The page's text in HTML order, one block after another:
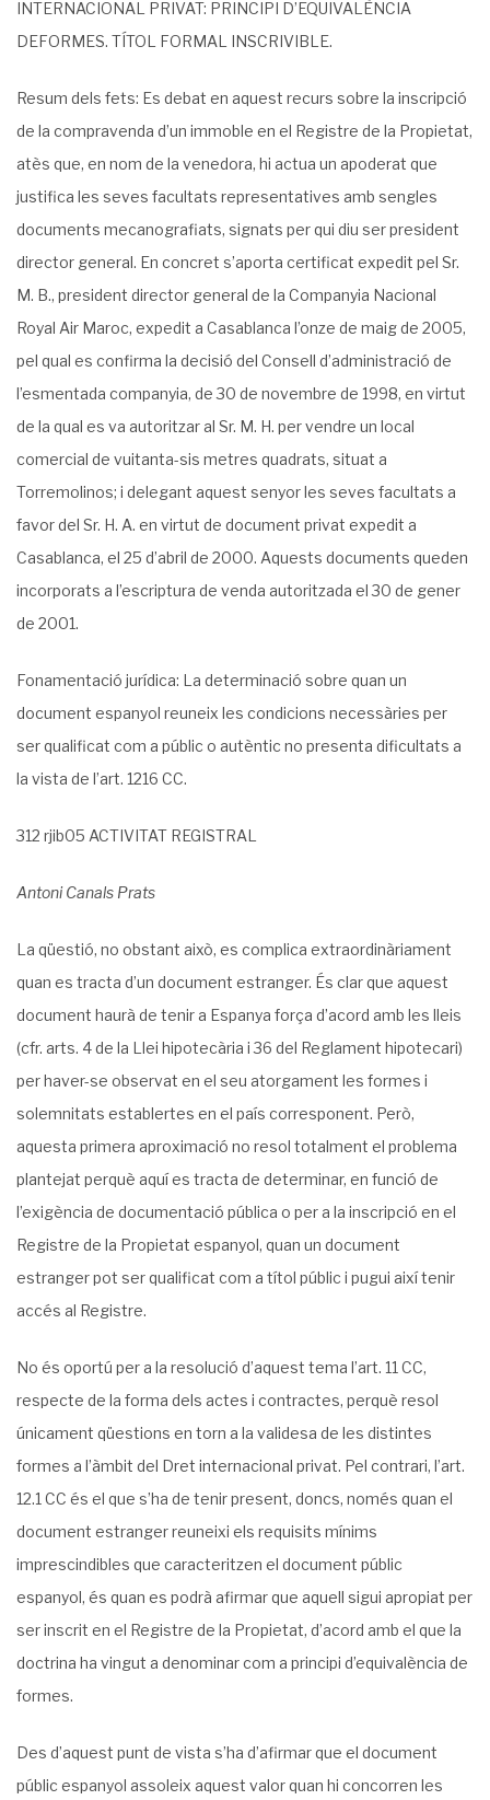
INTERNACIONAL PRIVAT: PRIN­CIPI D’EQUIVALÈNCIA
DEFORMES. TÍTOL FORMAL INSCRIVIBLE.
Resum dels fets: Es debat en aquest recurs sobre la inscripció
de la compravenda d’un immoble en el Registre de la Propietat,
atès que, en nom de la venedora, hi actua un apode­rat que
justifica les seves facultats representatives amb sengles
documents mecanografiats, signats per qui diu ser president
director general. En concret s’aporta certificat expedit pel Sr.
M. B., president director general de la Companyia Nacional
Royal Air Maroc, expedit a Casablanca l’onze de maig de 2005,
pel qual es confirma la decisió del Consell d’adminis­tració de
l’esmentada companyia, de 30 de novembre de 1998, en virtut
de la qual es va autoritzar al Sr. M. H. per vendre un local
comercial de vuitanta-sis metres quadrats, situat a
Torremolinos; i delegant aquest senyor les seves facultats a
favor del Sr. H. A. en virtut de document privat expedit a
Casablanca, el 25 d’abril de 2000. Aquests documents queden
incorporats a l’escriptura de venda autoritzada el 30 de gener
de 2001.
Fonamentació jurídica: La determinació sobre quan un
document espanyol reuneix les condicions necessàries per
ser qualificat com a públic o autèntic no presenta dificultats a
la vista de l’art. 1216 CC.
312 rjib05 ACTIVITAT REGISTRAL
Antoni Canals Prats
La qüestió, no obstant això, es complica extraordinàriament
quan es tracta d’un docu­ment estranger. És clar que aquest
document haurà de tenir a Espanya força d’acord amb les lleis
(cfr. arts. 4 de la Llei hipotecària i 36 del Reglament hipotecari)
per haver-se obser­vat en el seu atorgament les formes i
solemnitats establertes en el país corresponent. Però,
aquesta primera aproximació no resol totalment el problema
plantejat perquè aquí es tracta de determinar, en funció de
l’exigència de documentació pública o per a la inscrip­ció en el
Registre de la Propietat espanyol, quan un document
estranger pot ser qualificat com a títol públic i pugui així tenir
accés al Registre.
No és oportú per a la resolució d’aquest tema l’art. 11 CC,
respecte de la forma dels actes i contractes, perquè resol
únicament qüestions en torn a la validesa de les distintes
formes a l’àmbit del Dret internacional privat. Pel contrari, l’art.
12.1 CC és el que s’ha de tenir present, doncs, només quan el
document estranger reuneixi els requisits mínims
imprescindibles que caracteritzen el document públic
espanyol, és quan es podrà afirmar que aquell sigui apropiat per
ser inscrit en el Registre de la Propietat, d’acord amb el que la
doctrina ha vingut a denominar com a principi d’equivalència de
formes.
Des d’aquest punt de vista s’ha d’afirmar que el document
públic espanyol assoleix aquest valor quan hi concorren les